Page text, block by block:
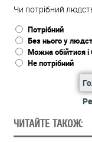
Чи потрібний
Потрібний
Без нього у
Можна обійтися і
Не потрібний
ЧИТАЙТЕ ТАКОЖ: